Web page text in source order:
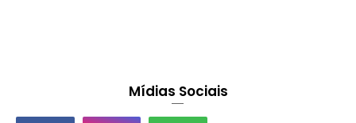
Mídias Sociais